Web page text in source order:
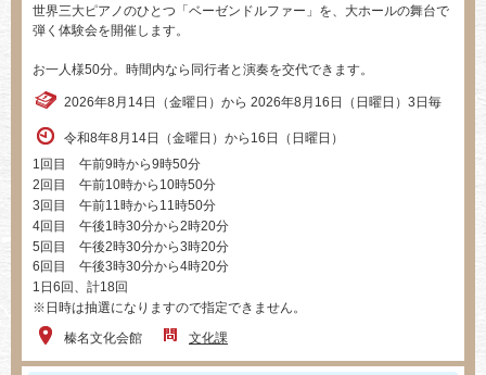
世界三大ピアノのひとつ「ベーゼンドルファー」を、大ホールの舞台で
弾く体験会を開催します。
お一人様50分。時間内なら同行者と演奏を交代できます。
2026年8月14日（金曜日）から 2026年8月16日（日曜日）3日毎
令和8年8月14日（金曜日）から16日（日曜日）
1回目 午前9時から9時50分
2回目 午前10時から10時50分
3回目 午前11時から11時50分
4回目 午後1時30分から2時20分
5回目 午後2時30分から3時20分
6回目 午後3時30分から4時20分
1日6回、計18回
※日時は抽選になりますので指定できません。
榛名文化会館
文化課